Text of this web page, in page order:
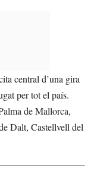
central d’una gira
per tot el país.
de Mallorca,
Dalt, Castellvell del